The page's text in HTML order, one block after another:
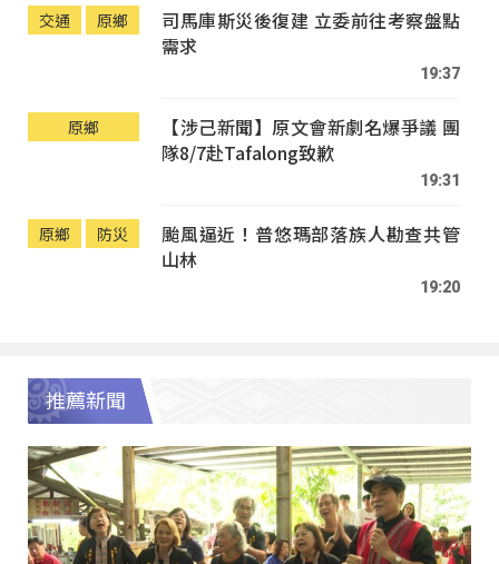
交通 原鄉
司馬庫斯災後復建 立委前往考察盤點
需求
19:37
原鄉
【涉己新聞】原文會新劇名爆爭議 團
隊8/7赴Tafalong致歉
19:31
原鄉 防災
颱風逼近！普悠瑪部落族人勘查共管
山林
19:20
推薦新聞